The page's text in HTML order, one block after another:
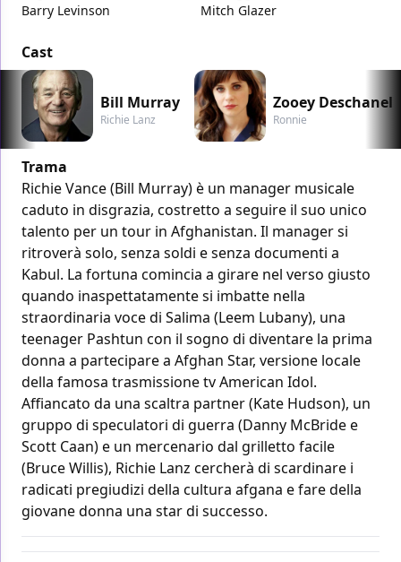
Barry Levinson
Mitch Glazer
Cast
Bill Murray
Richie Lanz
Zooey Deschanel
Ronnie
Trama
Richie Vance (Bill Murray) è un manager musicale
caduto in disgrazia, costretto a seguire il suo unico
talento per un tour in Afghanistan. Il manager si
ritroverà solo, senza soldi e senza documenti a
Kabul. La fortuna comincia a girare nel verso giusto
quando inaspettatamente si imbatte nella
straordinaria voce di Salima (Leem Lubany), una
teenager Pashtun con il sogno di diventare la prima
donna a partecipare a Afghan Star, versione locale
della famosa trasmissione tv American Idol.
Affiancato da una scaltra partner (Kate Hudson), un
gruppo di speculatori di guerra (Danny McBride e
Scott Caan) e un mercenario dal grilletto facile
(Bruce Willis), Richie Lanz cercherà di scardinare i
radicati pregiudizi della cultura afgana e fare della
giovane donna una star di successo.